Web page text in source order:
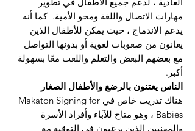
مهارات الاتصال واللغة ومحو الأمية. كما أنه
يدعم الاندماج ، حيث يمكن للأطفال الذين
يعانون من صعوبات لغوية أو بدونها التواصل
مع بعضهم البعض والتعلم واللعب معًا بسهولة
أكبر.
الناس يعتنون بالرضع والأطفال الصغار
هناك تدريب خاص في Makaton Signing for
Babies ، وهو متاح للآباء وأفراد الأسرة
والمهنيين الذين يرغبون في التوقيع مع